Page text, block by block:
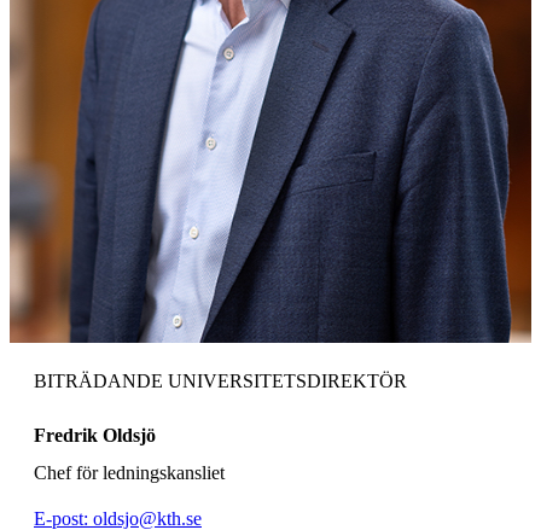
BITRÄDANDE UNIVERSITETSDIREKTÖR
Fredrik Oldsjö
Chef för ledningskansliet
E-post: oldsjo@kth.se